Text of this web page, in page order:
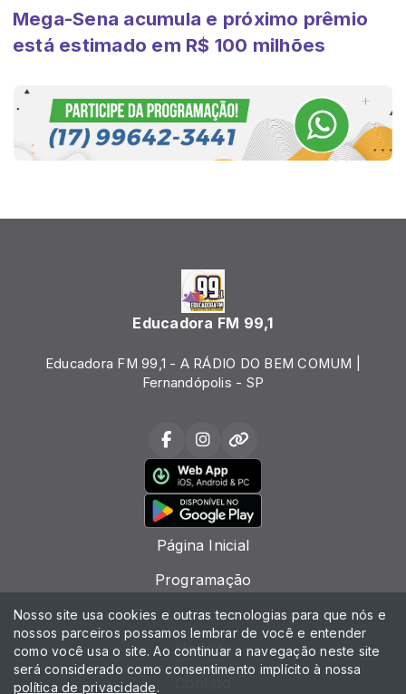
Mega-Sena acumula e próximo prêmio
está estimado em R$ 100 milhões
Educadora FM 99,1
Educadora FM 99,1 - A RÁDIO DO BEM COMUM |
Fernandópolis - SP
Página Inicial
Programação
Locutores
Notícias
Nosso site usa cookies e outras tecnologias para que nós e
nossos parceiros possamos lembrar de você e entender
como você usa o site. Ao continuar a navegação neste site
será considerado como consentimento implícito à nossa
política de privacidade.